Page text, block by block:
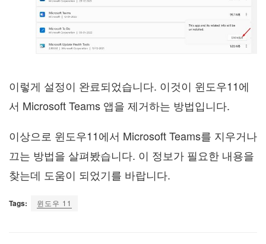
이렇게 설정이 완료되었습니다. 이것이 윈도우11에
서 Microsoft Teams 앱을 제거하는 방법입니다.
이상으로 윈도우11에서 Microsoft Teams를 지우거나
끄는 방법을 살펴봤습니다. 이 정보가 필요한 내용을
찾는데 도움이 되었기를 바랍니다.
Tags: 윈도우 11